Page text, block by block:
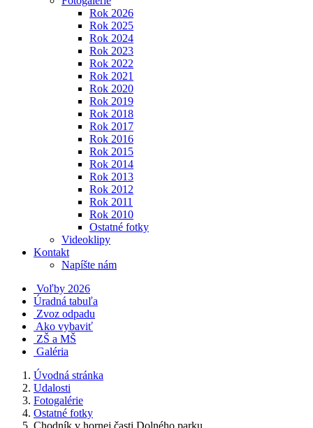
Rok 2026
Rok 2025
Rok 2024
Rok 2023
Rok 2022
Rok 2021
Rok 2020
Rok 2019
Rok 2018
Rok 2017
Rok 2016
Rok 2015
Rok 2014
Rok 2013
Rok 2012
Rok 2011
Rok 2010
Ostatné fotky
Videoklipy
Kontakt
Napíšte nám
Voľby 2026
Úradná tabuľa
Zvoz odpadu
Ako vybaviť
ZŠ a MŠ
Galéria
Úvodná stránka
Udalosti
Fotogalérie
Ostatné fotky
Chodník v hornej časti Dolného parku